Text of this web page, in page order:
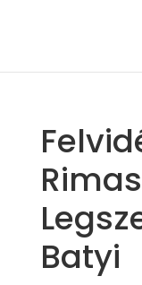
Batyi